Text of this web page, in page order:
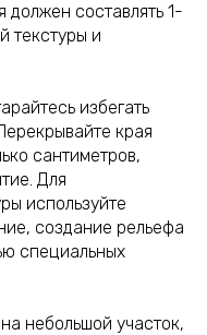
должен составлять 1-
текстуры и
избегать
края
сантиметров,
Для
используйте
создание рельефа
специальных
небольшой участок,